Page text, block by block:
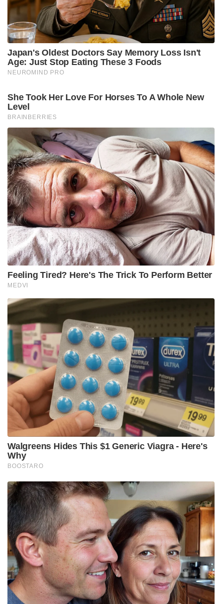
370 എടുത്തുകളഞ്ഞതിനെതിരെ മലേഷ്യന്‍
പ്രധാനമന്ത്രി പരസ്യമായി ശബ്ദമുയര്‍ത്തിയത്
ഇന്ത്യയുടെ ആഭ്യന്തരകാര്യങ്ങളില്‍ ഇടപെടുന്നതിനു
തുല്യമായിരുന്നു. മാത്രവുമല്ല, ഇന്ത്യക്കെതിരേ മുസ്ലിം
രാജ്യങ്ങളെ കൂട്ടിയോജിപ്പിക്കാനും മലേഷ്യയാണ്
കുറെനാളാ!യി മുന്നില്‍ നിന്ന് കളിക്കുന്നത്. മലേഷ്യന്‍
കാശ്മീരിനെ ആക്രമിച്ചു കീഴടക്കി
വച്ചിരിയ്ക്കുകയാണെന്നാണ് പറഞ്ഞത്.
ഇന്ത്യന്‍ ആഭ്യന്തരകാര്യങ്ങളില്‍ അനാവശ്യ
അഭിപ്രായപ്രകടനം നടത്തുന്ന, ഭീകരതയ്ക്ക് വളം
വച്ചുകൊടുക്കുന്ന മലേഷ്യയ്ക്ക് കിട്ടിയ ആദ്യ
ആഘാതം ഇന്ത്യ അവരുടെ പാമോയില്‍ ഇറക്കുമതി
നിരോധിച്ചതായിരുന്നു. മലേഷ്യയ്ക്ക് പകരം
ഇന്തോനേഷ്യയില്‍ നിന്ന് പാമോയില്‍ വാങ്ങാന്‍
ഇന്ത്യന്‍ വ്യാപാരികളും ഇറക്കുമതിക്കാരും
തീരുമാനിയ്ക്കുകയും ചെയ്തു. മലേഷ്യയുടെ മൊത്തം
കയറ്റുമതിയുടെ 4.5 ശതമാനവും പാമോയിലാണ്.
ഇന്ത്യ വാങ്ങാതായാന്‍ മലേഷ്യന്‍ സമ്പദ്‌വ്യവസ്ഥയ്ക്ക്
കനത്ത ആഘാതമാകും ഉണ്ടാവുക. മലേഷ്യന്‍
പാമോയിലിന്റെ വില കുത്തനെ ഇടിയുകയും ചെയ്യും